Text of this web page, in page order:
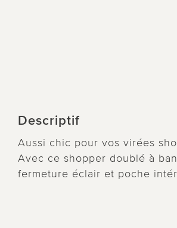
Descriptif
Aussi chic pour vos virées
Avec ce shopper doublé à
fermeture éclair et poche